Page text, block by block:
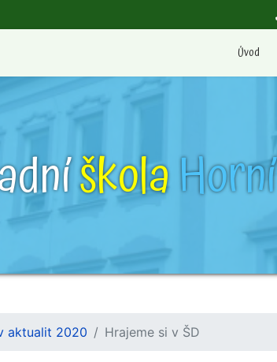
Úvod
školaHorní
aktualit 2020 Hrajeme si v ŠD